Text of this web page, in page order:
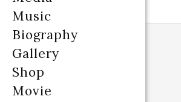
Music
Biography
Gallery
Shop
Movie